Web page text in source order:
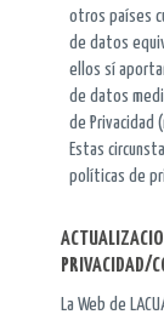
otros países
de datos
ellos sí
de datos
de Privacidad
Estas
políticas de
PRIVACIDAD/
La Web de